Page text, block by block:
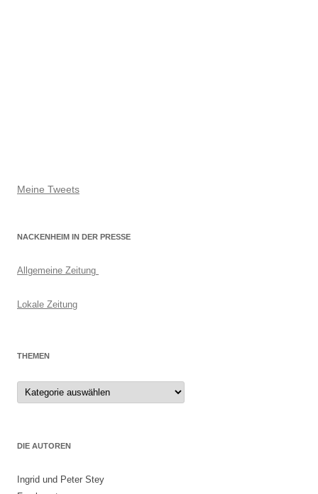
Meine Tweets
NACKENHEIM IN DER PRESSE
Allgemeine Zeitung
Lokale Zeitung
THEMEN
Themen
DIE AUTOREN
Ingrid und Peter Stey